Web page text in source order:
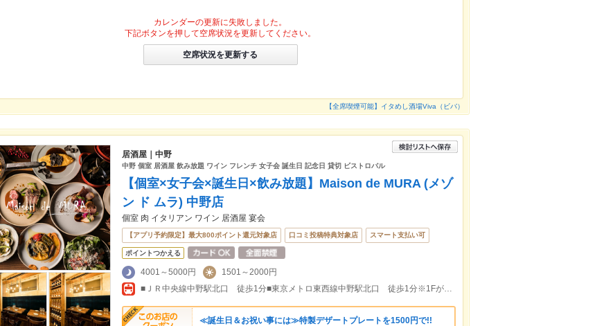
カレンダーの更新に失敗しました。
下記ボタンを押して空席状況を更新してください。
空席状況を更新する
【全席喫煙可能】イタめし酒場Viva（ビバ）
居酒屋｜中野
中野 個室 居酒屋 飲み放題 ワイン フレンチ 女子会 誕生日 記念日 貸切 ビストロバル
【個室×女子会×誕生日×飲み放題】Maison de MURA (メゾ
ン ド ムラ) 中野店
個室 肉 イタリアン ワイン 居酒屋 宴会
【アプリ予約限定】最大800ポイント還元対象店 口コミ投稿特典対象店 スマート支払い可
ポイントつかえる
4001～5000円
1501～2000円
■ＪＲ中央線中野駅北口 徒歩1分■東京メトロ東西線中野駅北口 徒歩1分※1Fがタレカツ食堂たれとんのビルの4Fです。
≪誕生日＆お祝い事には≫特製デザートプレートを1500円で!!